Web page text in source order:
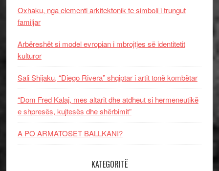
Oxhaku, nga elementi arkitektonik te simboli i trungut
familjar
Arbëreshët si model evropian i mbrojtjes së identitetit
kulturor
Sali Shijaku, “Diego Rivera” shqiptar i artit tonë kombëtar
“Dom Fred Kalaj, mes altarit dhe atdheut si hermeneutikë
e shpresës, kujtesës dhe shërbimit”
A PO ARMATOSET BALLKANI?
KATEGORITË